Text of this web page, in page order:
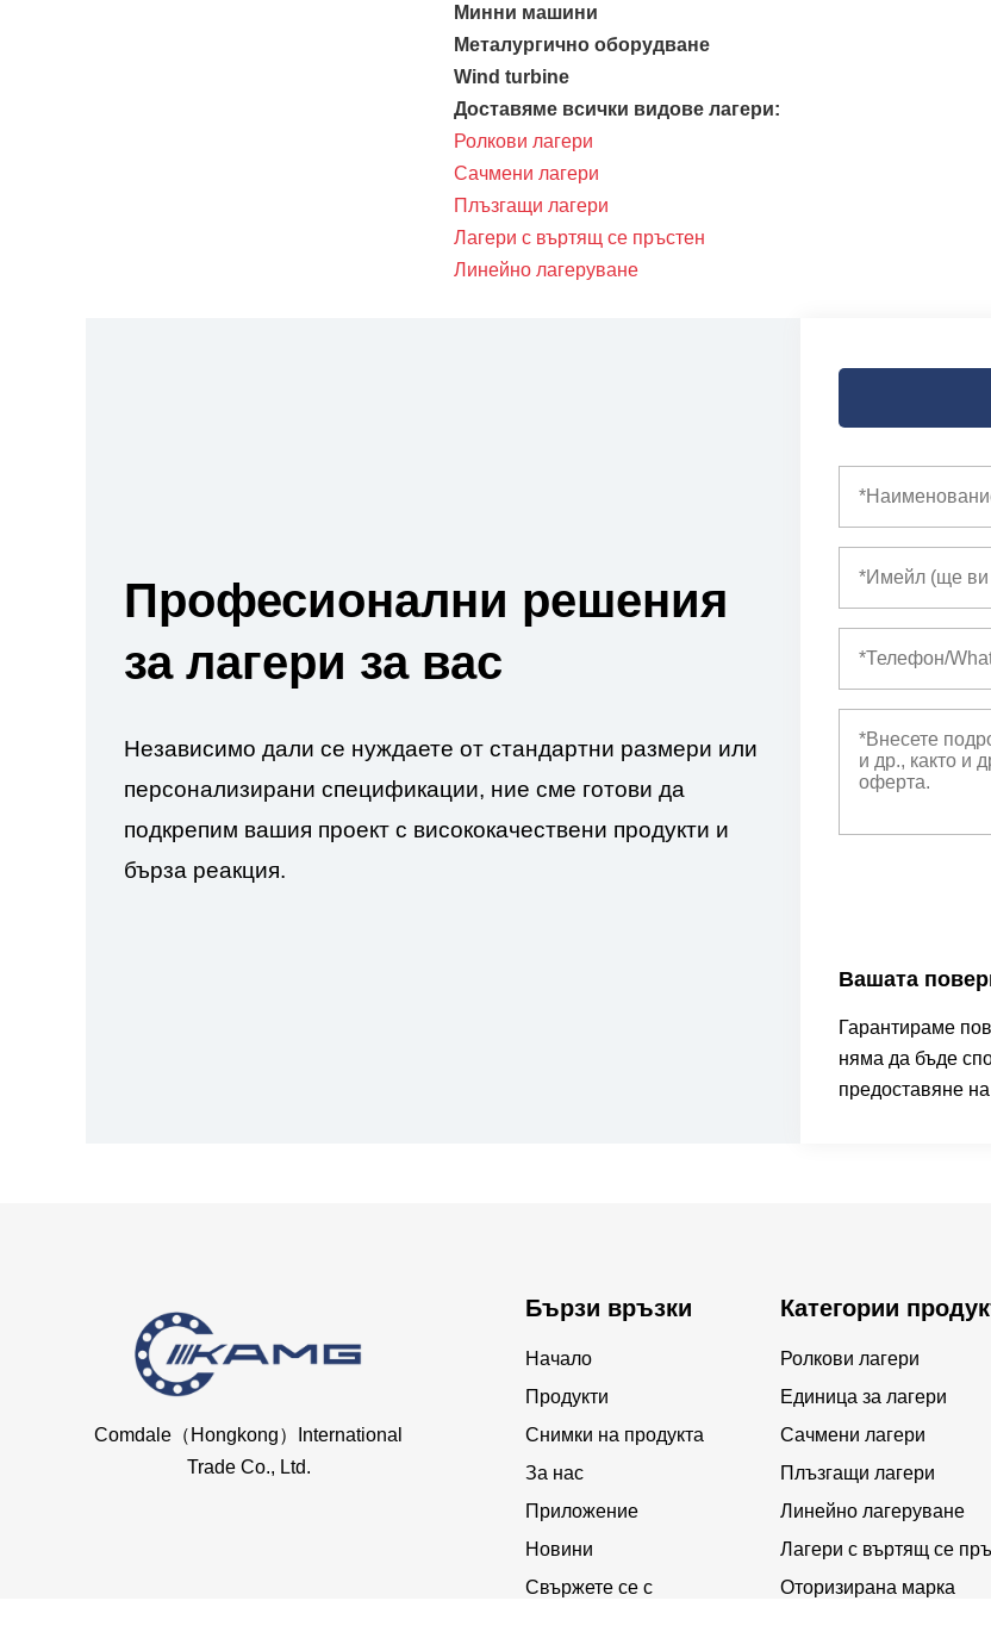
Минни машини
Металургично оборудване
Wind turbine
Доставяме всички видове лагери:
Ролкови лагери
Сачмени лагери
Плъзгащи лагери
Лагери с въртящ се пръстен
Линейно лагеруване
Професионални решения
за лагери за вас
Независимо дали се нуждаете от стандартни размери или
персонализирани спецификации, ние сме готови да
подкрепим вашия проект с висококачествени продукти и
бърза реакция.
Вашата
Гарантираме
няма да бъде
предоставяне
Comdale（Hongkong）International
Trade Co., Ltd.
Бързи връзки
Начало
Продукти
Снимки на продукта
За нас
Приложение
Новини
Свържете се с
Категории
Ролкови лагери
Единица за лагери
Сачмени лагери
Плъзгащи лагери
Линейно лагеруване
Лагери с въртящ се
Оторизирана марка